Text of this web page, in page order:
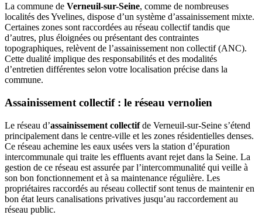
La commune de Verneuil-sur-Seine, comme de nombreuses
localités des Yvelines, dispose d’un système d’assainissement mixte.
Certaines zones sont raccordées au réseau collectif tandis que
d’autres, plus éloignées ou présentant des contraintes
topographiques, relèvent de l’assainissement non collectif (ANC).
Cette dualité implique des responsabilités et des modalités
d’entretien différentes selon votre localisation précise dans la
commune.
Assainissement collectif : le réseau vernolien
Le réseau d’assainissement collectifde Verneuil-sur-Seine s’étend
principalement dans le centre-ville et les zones résidentielles denses.
Ce réseau achemine les eaux usées vers la station d’épuration
intercommunale qui traite les effluents avant rejet dans la Seine. La
gestion de ce réseau est assurée par l’intercommunalité qui veille à
son bon fonctionnement et à sa maintenance régulière. Les
propriétaires raccordés au réseau collectif sont tenus de maintenir en
bon état leurs canalisations privatives jusqu’au raccordement au
réseau public.